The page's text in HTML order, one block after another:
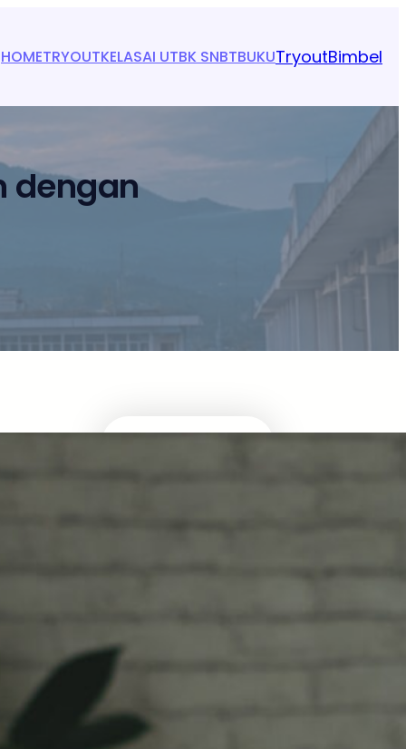
HOMETRYOUTKELASAI UTBK SNBTBUKUTryoutBimbel
dengan
MEDIA INFOMRASI TERUPDATE SEPUTAR
KAMPUS DAN UJIAN MASUK